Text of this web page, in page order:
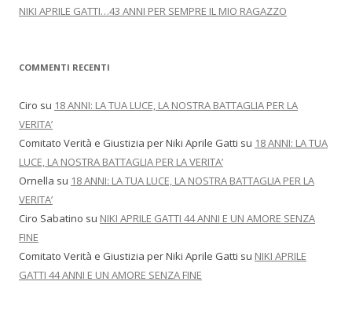
NIKI APRILE GATTI…43 ANNI PER SEMPRE IL MIO RAGAZZO
COMMENTI RECENTI
Ciro su 18 ANNI: LA TUA LUCE, LA NOSTRA BATTAGLIA PER LA
VERITA’
Comitato Verità e Giustizia per Niki Aprile Gatti su 18 ANNI: LA TUA
LUCE, LA NOSTRA BATTAGLIA PER LA VERITA’
Ornella su 18 ANNI: LA TUA LUCE, LA NOSTRA BATTAGLIA PER LA
VERITA’
Ciro Sabatino su NIKI APRILE GATTI 44 ANNI E UN AMORE SENZA
FINE
Comitato Verità e Giustizia per Niki Aprile Gatti su NIKI APRILE
GATTI 44 ANNI E UN AMORE SENZA FINE